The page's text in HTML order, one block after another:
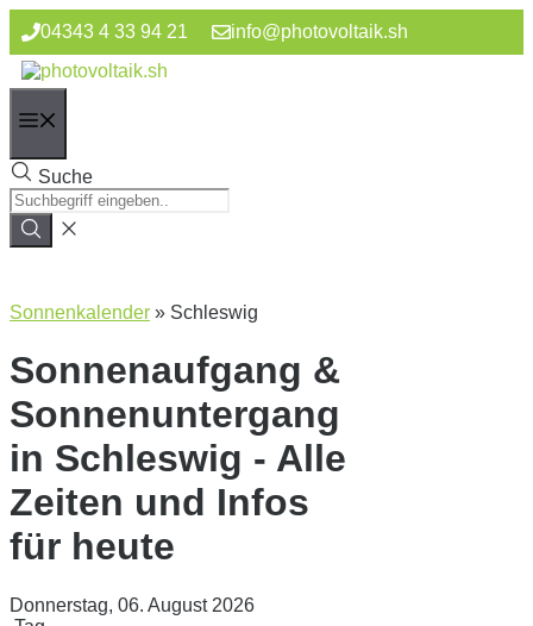
Zum
Inhalt
springen
04343 4 33 94 21 info@photovoltaik.sh
Suche
Sonnenkalender » Schleswig
Sonnenaufgang &
Sonnenuntergang
in Schleswig - Alle
Zeiten und Infos
für heute
Donnerstag, 06. August 2026